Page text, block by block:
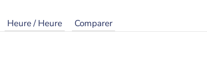
Heure / Heure Comparer